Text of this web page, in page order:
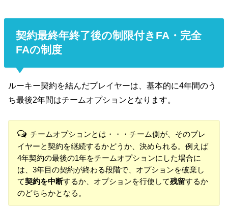
契約最終年終了後の制限付きFA・完全
FAの制度
ルーキー契約を結んだプレイヤーは、基本的に4年間のう
ち最後2年間はチームオプションとなります。
チームオプションとは・・・チーム側が、そのプレ
イヤーと契約を継続するかどうか、決められる。例えば
4年契約の最後の1年をチームオプションにした場合に
は、3年目の契約が終わる段階で、オプションを破棄し
て契約を中断するか、オプションを行使して残留するか
のどちらかとなる。